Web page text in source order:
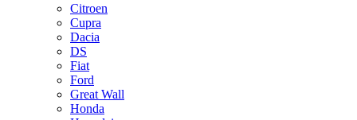
Citroen
Cupra
Dacia
DS
Fiat
Ford
Great Wall
Honda